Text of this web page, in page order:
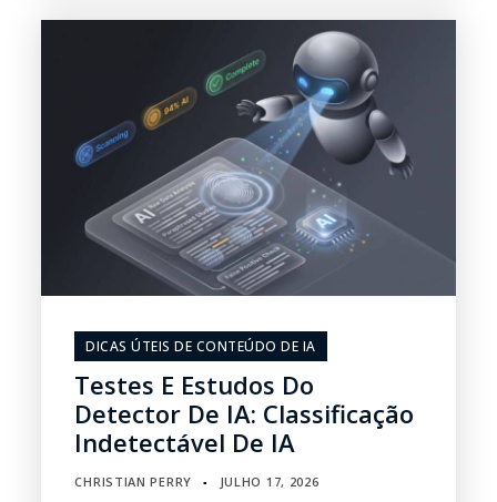
DICAS ÚTEIS DE CONTEÚDO DE IA
Testes E Estudos Do
Detector De IA: Classificação
Indetectável De IA
CHRISTIAN PERRY ▪ JULHO 17, 2026